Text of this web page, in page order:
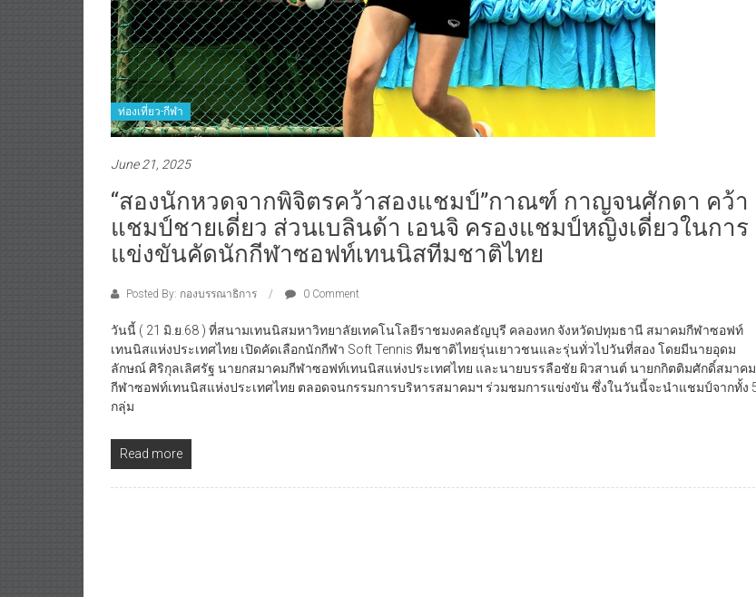
ท่องเที่ยว-กีฬา
“สองนักหวดจากพิจิตรคว้าสองแชมป์”กาณฑ์ กาญจนศักดา คว้า
แชมป์ชายเดี่ยว ส่วนเบลินด้า เอนจิ ครองแชมป์หญิงเดี่ยวในการ
แข่งขันคัดนักกีฬาซอฟท์เทนนิสทีมชาติไทย
วันนี้ ( 21 มิ.ย.68 ) ที่สนามเทนนิสมหาวิทยาลัยเทคโนโลยีราชมงคลธัญบุรี คลองหก จังหวัดปทุมธานี สมาคมกีฬาซอฟท์
เทนนิสแห่งประเทศไทย เปิดคัดเลือกนักกีฬา Soft Tennis ทีมชาติไทยรุ่นเยาวชนและรุ่นทั่วไปวันที่สอง โดยมีนายอุดม
ลักษณ์ ศิริกุลเลิศรัฐ นายกสมาคมกีฬาซอฟท์เทนนิสแห่งประเทศไทย และนายบรรลือชัย ผิวสานต์ นายกกิตติมศักดิ์สมาคม
กีฬาซอฟท์เทนนิสแห่งประเทศไทย ตลอดจนกรรมการบริหารสมาคมฯ ร่วมชมการแข่งขัน ซึ่งในวันนี้จะนำแชมป์จากทั้ง 5
กลุ่ม
Read more